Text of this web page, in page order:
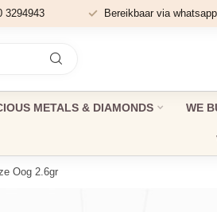
3294943 Bereikbaar via
METALS & DIAMONDS WE
Oog 2.6gr